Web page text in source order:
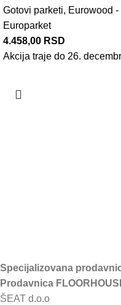
Gotovi parketi, Eurowood -
Europarket
4.458,00 RSD
Akcija traje do 26.
Specijalizovana
Prodavnica
ŠEAT d.o.o